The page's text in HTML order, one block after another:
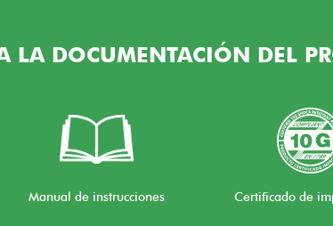
LA DOCUMENTACIÓN DEL
Manual de instrucciones Certificado de